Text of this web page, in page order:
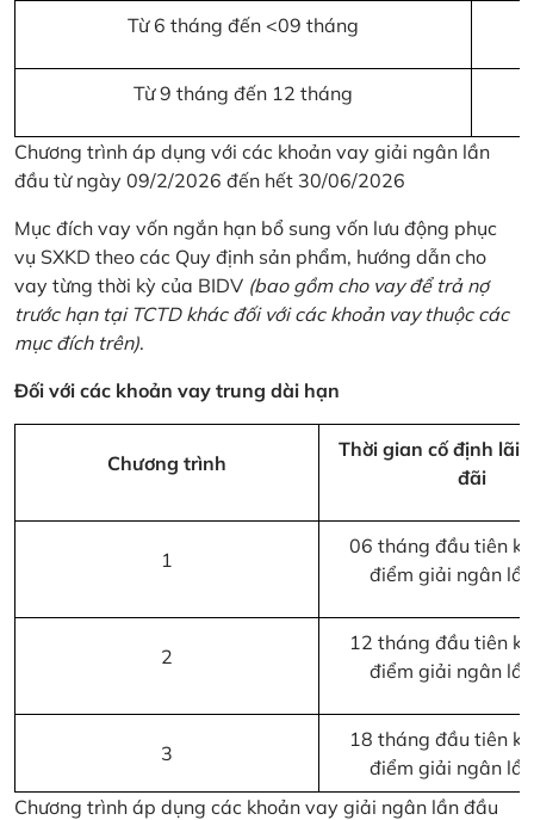
Từ 6 tháng đến <09 tháng
Từ 9 tháng đến 12 tháng
Chương trình áp dụng với các khoản vay giải ngân lần
đầu từ ngày 09/2/2026 đến hết 30/06/2026
Mục đích vay vốn ngắn hạn bổ sung vốn lưu động phục
vụ SXKD theo các Quy định sản phẩm, hướng dẫn cho
vay từng thời kỳ của BIDV (bao gồm cho vay để trả nợ
trước hạn tại TCTD khác đối với các khoản vay thuộc các
mục đích trên).
Đối với các khoản vay trung dài hạn
Chương trình
Thời gian cố định lãi
đãi
1
06 tháng đầu tiên
điểm giải ngân
2
12 tháng đầu tiên
điểm giải ngân
3
18 tháng đầu tiên
điểm giải ngân
Chương trình áp dụng các khoản vay giải ngân lần đầu